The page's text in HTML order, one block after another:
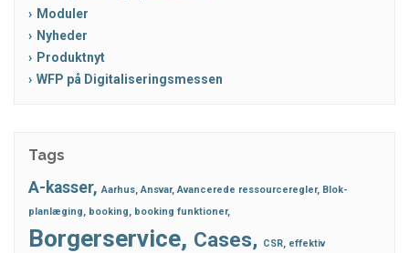
Moduler
Nyheder
Produktnyt
WFP på Digitaliseringsmessen
Tags
A-kasser Aarhus Ansvar Avancerede ressourceregler Blok-
planlæging
booking booking funktioner
Borgerservice Cases CSR effektiv